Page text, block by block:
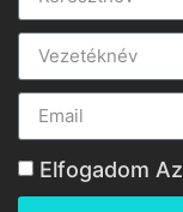
Elfogadom Az